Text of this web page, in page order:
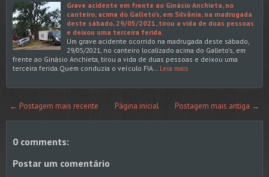
Grave acidente em frente ao Ginásio Anchieta, no
canteiro, acima do Galleto's, em Silvânia, na madrugada
deste sábado, 29/05/2021, tirou a vida de duas pessoas
e deixou uma terceira ferida.
Um grave acidente ocorrido na madrugada deste sábado,
29/05/2021, no canteiro localizado acima do Galleto's, em
frente ao Ginásio Anchieta, tirou a vida de duas pessoas e deixou uma
terceira ferida.Quem conduzia o veículo FIA… Leia mais
← Postagem mais recente Postagem mais antiga →
Página inicial
0 comments:
Postar um comentário